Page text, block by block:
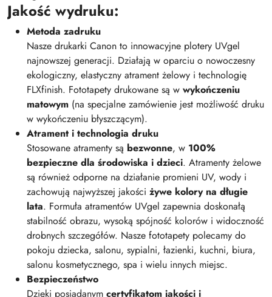
Jakość wydruku:
Metoda zadruku
Nasze drukarki Canon to innowacyjne plotery UVgel
najnowszej generacji. Działają w oparciu o nowoczesny
ekologiczny, elastyczny atrament żelowy i technologię
FLXfinish. Fototapety drukowane są w wykończeniu
matowym (na specjalne zamówienie jest możliwość druku
w wykończeniu błyszczącym).
Atrament i technologia druku
Stosowane atramenty są bezwonne, w 100%
bezpieczne dla środowiska i dzieci. Atramenty żelowe
są również odporne na działanie promieni UV, wody i
zachowują najwyższej jakości żywe kolory na długie
lata. Formuła atramentów UVgel zapewnia doskonałą
stabilność obrazu, wysoką spójność kolorów i widoczność
drobnych szczegółów. Nasze fototapety polecamy do
pokoju dziecka, salonu, sypialni, łazienki, kuchni, biura,
salonu kosmetycznego, spa i wielu innych miejsc.
Bezpieczeństwo
Dzięki posiadanym certyfikatom jakości i